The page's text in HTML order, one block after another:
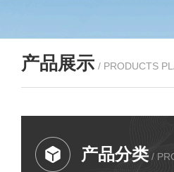
产品展示 / PRODUCTS
产品分类 /